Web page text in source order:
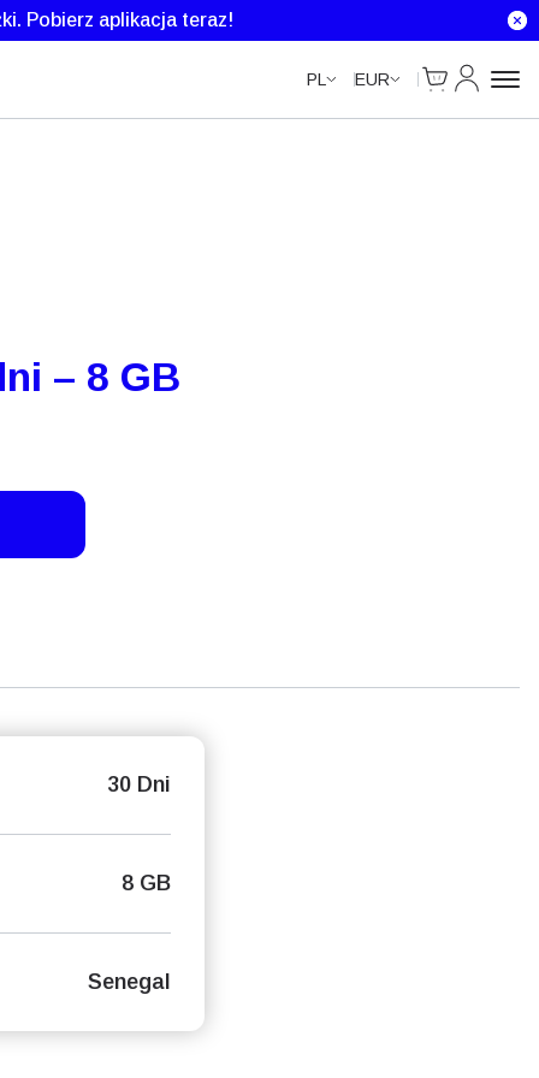
Pobierz aplikacja teraz!
PL EUR
Cart
Moje
– 8 GB
30 Dni
8 GB
Senegal